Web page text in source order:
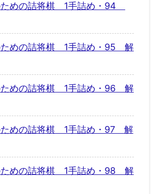
ための詰将棋 1手詰め・94
ための詰将棋 1手詰め・95 解
ための詰将棋 1手詰め・96 解
ための詰将棋 1手詰め・97 解
ための詰将棋 1手詰め・98 解